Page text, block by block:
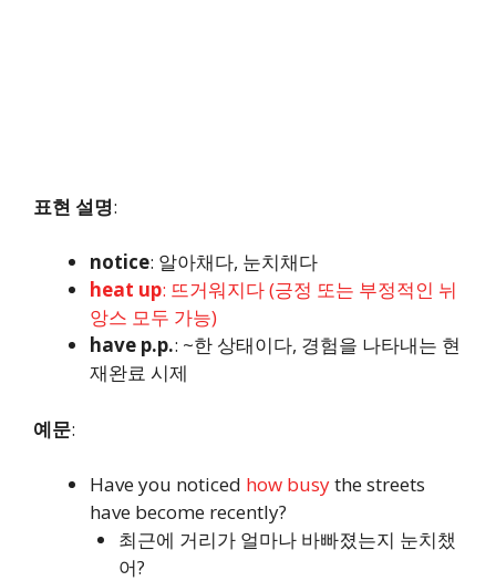
표현 설명:
notice: 알아채다, 눈치채다
heat up: 뜨거워지다 (긍정 또는 부정적인 뉘
앙스 모두 가능)
have p.p.: ~한 상태이다, 경험을 나타내는 현
재완료 시제
예문:
Have you noticed how busythe streets
have become recently?
최근에 거리가 얼마나 바빠졌는지 눈치챘
어?